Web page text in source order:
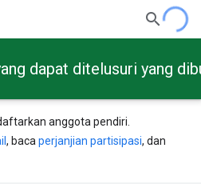
dapat ditelusuri yang
anggota pendiri.
, baca perjanjian partisipasi, dan